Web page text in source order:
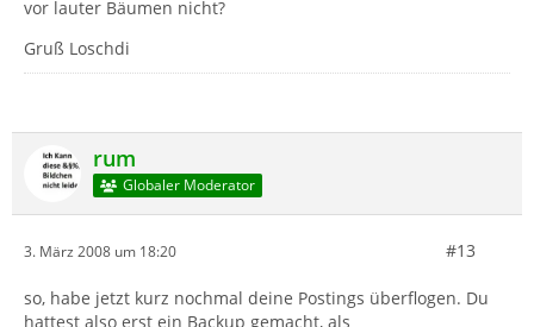
vor lauter Bäumen nicht?
Gruß Loschdi
rum
Globaler Moderator
3. März 2008 um 18:20 #13
so, habe jetzt kurz nochmal deine Postings überflogen. Du
hattest also erst ein Backup gemacht, als